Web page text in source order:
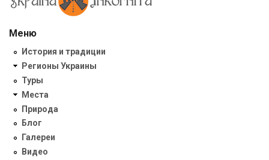
Меню
История и традиции
Регионы Украины
Туры
Места
Природа
Блог
Галереи
Видео